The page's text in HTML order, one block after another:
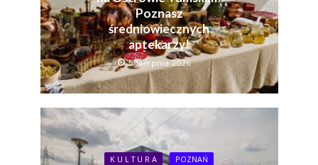
Poznasz
średniowiecznych
aptekarzy!
5 Sierpnia 2026
K U L T U R A POZNAŃ